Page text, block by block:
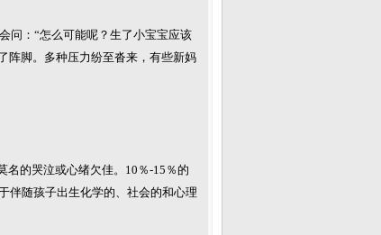
：“怎么可能呢？生了小宝宝应该
阵脚。多种压力纷至沓来，有些新妈
名的哭泣或心绪欠佳。10％-15％的
伴随孩子出生化学的、社会的和心理